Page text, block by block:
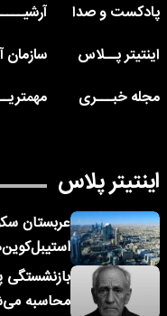
پادکست و صدا
اینتیتر پــلاس
سازمان
مجله خبـــری
اینتیتر پلاس
عربستان
بازنشستگی
محاسبه